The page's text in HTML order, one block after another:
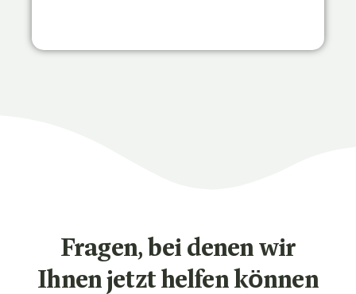
Fragen, bei denen wir
Ihnen jetzt helfen können